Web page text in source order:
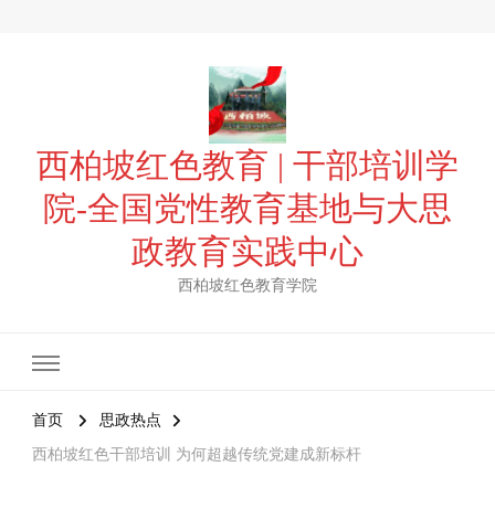
西柏坡红色教育 | 干部培训学
院-全国党性教育基地与大思
政教育实践中心
西柏坡红色教育学院
首页 思政热点
西柏坡红色干部培训 为何超越传统党建成新标杆